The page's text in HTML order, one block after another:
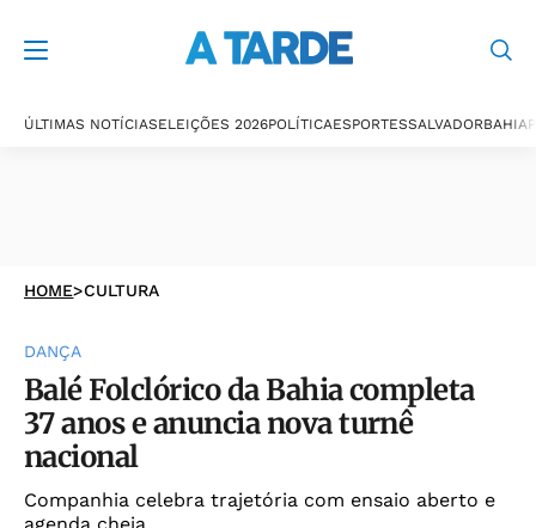
ÚLTIMAS NOTÍCIASELEIÇÕES 2026POLÍTICAESPORTESSALVADORBAHIA
HOME>CULTURA
DANÇA
Balé Folclórico da Bahia completa
37 anos e anuncia nova turnê
nacional
Companhia celebra trajetória com ensaio aberto e